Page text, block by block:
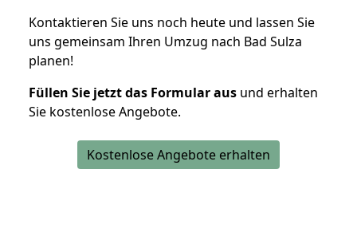
Kontaktieren Sie uns noch heute und lassen Sie
uns gemeinsam Ihren Umzug nach Bad Sulza
planen!
Füllen Sie jetzt das Formular aus und erhalten
Sie kostenlose Angebote.
Kostenlose Angebote erhalten